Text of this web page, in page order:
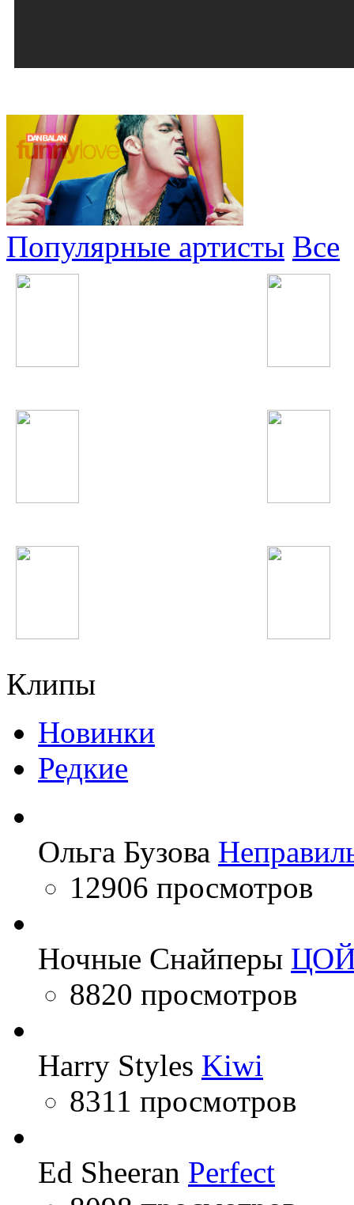
Популярные артисты Все
Клипы
Новинки
Редкие
Ольга Бузова
12906 просмотров
Ночные Снайперы
8820 просмотров
Harry Styles Kiwi
8311 просмотров
Ed Sheeran Perfect